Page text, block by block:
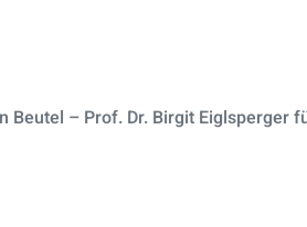
Beutel – Prof. Dr. Birgit Eiglsperger